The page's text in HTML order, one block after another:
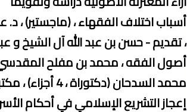
أسباب اختلاف الفقهاء ، (ماجستير) ، د.
، تقديم - حسن بن عبد الله آل الشيخ و
أصول الفقه ، محمد بن مفلح
محمد السدحان (دكتوراة ، 4 أجزاء) ، مكتبة العبيكان
إعجاز التشريع الإسلامي في أحكام